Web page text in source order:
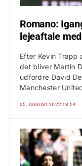
Romano:
lejeaftale
Efter Kevin
det bliver Martin
udfordre David
Manchester
25. AUGUST 2022 13:54